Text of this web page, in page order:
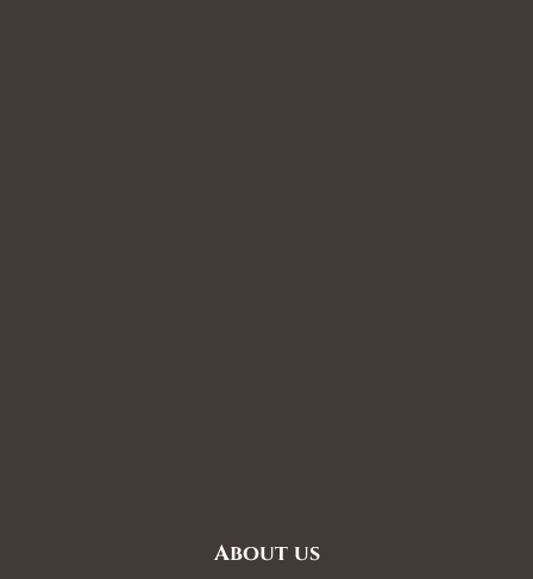
About us